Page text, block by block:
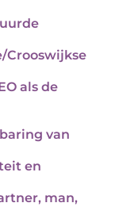
Crooswijkse
als de
van
en
man,